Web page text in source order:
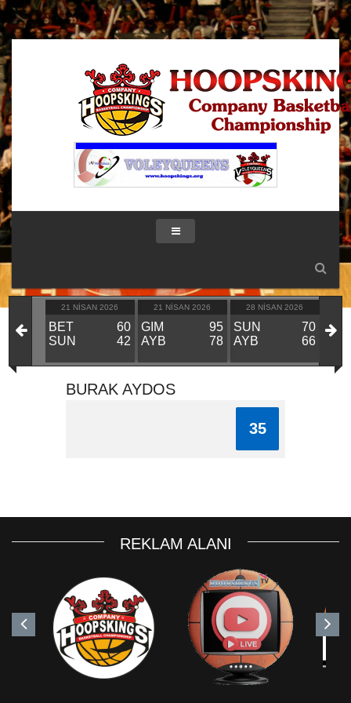
2026
KIN
21 NISAN 2026
BET
60
SUN
42
21 NISAN 2026
GIM
95
AYB
78
28 NISAN 2026
SUN
70
AYB
66
GIM
BET
BURAK AYDOS
35
REKLAM ALANI